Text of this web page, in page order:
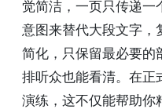
觉简洁，一页只传递一
意图来替代大段文字，
简化，只保留最必要的
排听众也能看清。在正
演练，这不仅能帮助你